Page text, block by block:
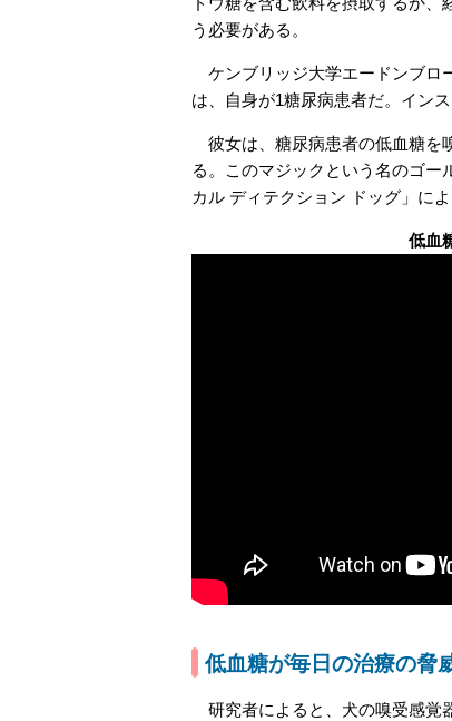
う必要がある。
ケンブリッジ大学エードンブロ
は、自身が1糖尿病患者だ。イン
彼女は、糖尿病患者の低血糖を
る。このマジックという名のゴー
カル ディテクション ドッグ」によ
低血
低血糖が毎日の治療の脅
研究者によると、犬の嗅受感覚